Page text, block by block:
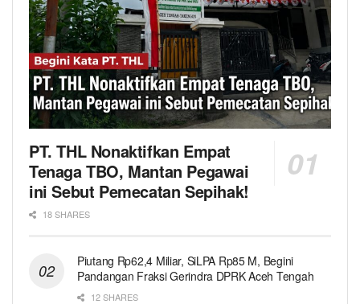
PT. THL Nonaktifkan Empat
Tenaga TBO, Mantan Pegawai
ini Sebut Pemecatan Sepihak!
18 SHARES
Piutang Rp62,4 Miliar, SiLPA Rp85 M, Begini
Pandangan Fraksi Gerindra DPRK Aceh Tengah
12 SHARES